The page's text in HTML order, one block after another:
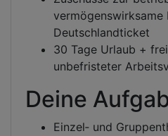
vermögenswirksame
Deutschlandticket
30 Tage Urlaub +
unbefristeter
Deine
Einzel‑ und